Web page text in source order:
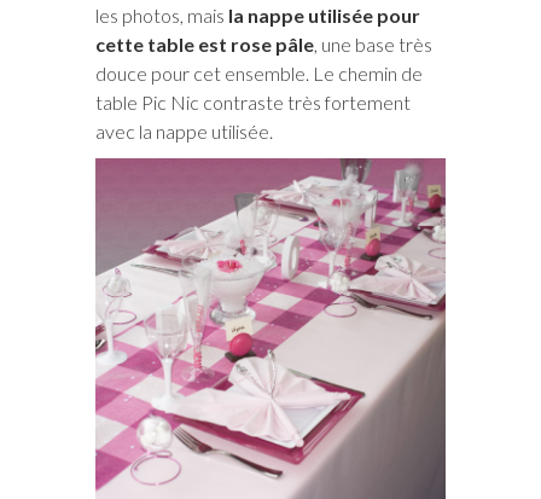
les photos, mais la nappe utilisée pour
cette table est rose pâle, une base très
douce pour cet ensemble. Le chemin de
table Pic Nic contraste très fortement
avec la nappe utilisée.